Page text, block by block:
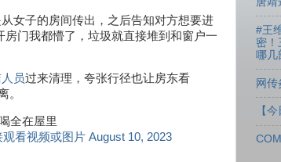
女子的房间传出，之后告知对方想要进
门我都懵了，垃圾就直接堆到和窗户一
员过来清理，夸张行径也让房东看
。
全在屋里
观看视频或图片 August 10, 2023
#王
密！
哪几
网
【